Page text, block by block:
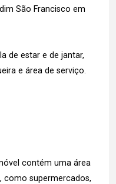
São Francisco em
de estar e de jantar,
e área de serviço.
contém uma área
como supermercados,